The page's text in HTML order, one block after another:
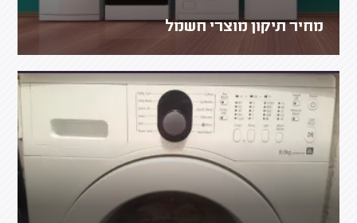
מחיר תיקון מוצרי חשמל